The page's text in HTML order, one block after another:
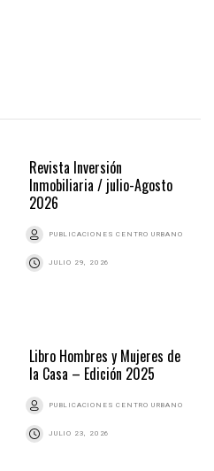
Revista Inversión
Inmobiliaria / julio-Agosto
2026
PUBLICACIONES CENTRO URBANO
JULIO 29, 2026
Libro Hombres y Mujeres de
la Casa – Edición 2025
PUBLICACIONES CENTRO URBANO
JULIO 23, 2026